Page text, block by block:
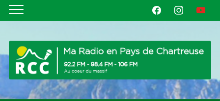
facebookinstagramyoutube